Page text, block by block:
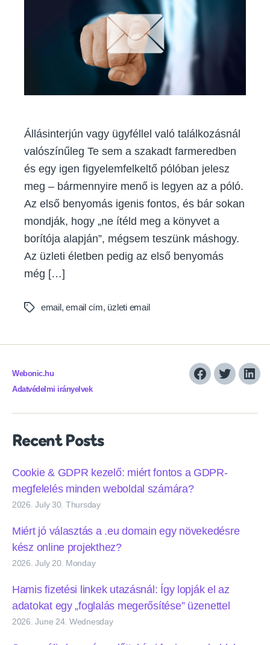
cím?
Állásinterjún vagy ügyféllel való találkozásnál
valószínűleg Te sem a szakadt farmeredben
és egy igen figyelemfelkeltő pólóban jelesz
meg – bármennyire menő is legyen az a póló.
Az első benyomás igenis fontos, és bár sokan
mondják, hogy „ne ítéld meg a könyvet a
borítója alapján”, mégsem teszünk máshogy.
Az üzleti életben pedig az első benyomás
még […]
Tagsemail,email cím, üzleti email
Webonic.hu
Adatvédelmi irányelvek
Facebook
Twitter
Recent Posts
Cookie & GDPR kezelő: miért fontos a GDPR-
megfelelés minden weboldal számára?
2026. July 30. Thursday
Miért jó választás a .eu domain egy növekedésre
kész online projekthez?
2026. July 20. Monday
Hamis fizetési linkek utazásnál: Így lopják el az
adatokat egy „foglalás megerősítése” üzenettel
2026. June 24. Wednesday